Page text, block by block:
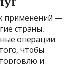
применений —
страны,
операции
чтобы
и